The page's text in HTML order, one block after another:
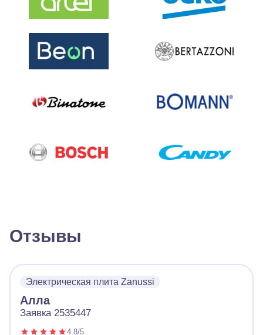
Отзывы
Электрическая плита Zanussi
Алла
Заявка 2535447
4.8/5